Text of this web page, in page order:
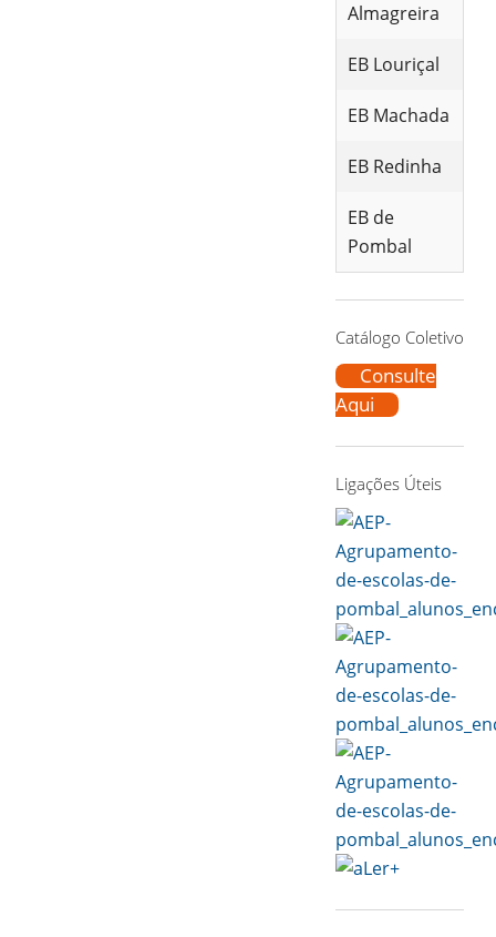
Almagreira
EB Louriçal
EB Machada
EB Redinha
EB de
Pombal
Catálogo Coletivo
Consulte
Aqui
Ligações Úteis